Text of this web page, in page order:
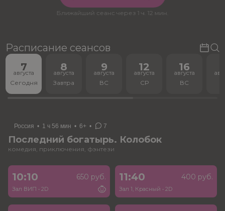
Ближайший сеанс через 1 ч. 12 мин.
Расписание сеансов
7
августа
Сегодня
8
августа
Завтра
9
августа
ВС
12
августа
СР
16
августа
ВС
Россия • 1 ч 56 мин • 6+ • 7
Последний богатырь. Колобок
комедия, приключения, фэнтези
10:10 650 руб.
Зал ВИП • 2D
11:40 400 руб.
Зал 1, Красный • 2D